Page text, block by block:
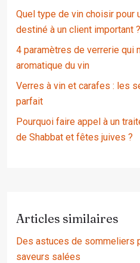
Quel type de vin choisir pour
destiné à un client important ?
4 paramètres de verrerie qui
aromatique du vin
Verres à vin et carafes : les
parfait
Pourquoi faire appel à un
de Shabbat et fêtes juives ?
Articles similaires
Des astuces de sommeliers
saveurs salées